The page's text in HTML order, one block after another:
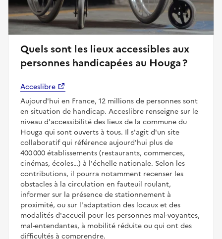
Quels sont les lieux accessibles aux
personnes handicapées au Houga ?
Acceslibre
Aujourd'hui en France, 12 millions de personnes sont
en situation de handicap. Acceslibre renseigne sur le
niveau d'accessibilité des lieux de la commune du
Houga qui sont ouverts à tous. Il s'agit d'un site
collaboratif qui référence aujourd'hui plus de
400 000 établissements (restaurants, commerces,
cinémas, écoles…) à l'échelle nationale. Selon les
contributions, il pourra notamment recenser les
obstacles à la circulation en fauteuil roulant,
informer sur la présence de stationnement à
proximité, ou sur l'adaptation des locaux et des
modalités d'accueil pour les personnes mal-voyantes,
mal-entendantes, à mobilité réduite ou qui ont des
difficultés à comprendre.